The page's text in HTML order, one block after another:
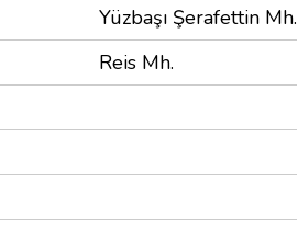
Yüzbaşı Şerafettin Mh.
Reis Mh.